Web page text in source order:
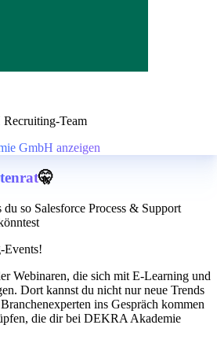
Team
GmbH anzeigen
🤫
so Salesforce Process & Support
Events!
Webinaren, die sich mit E-Learning und
Dort kannst du nicht nur neue Trends
ins Gespräch kommen
die dir bei DEKRA Akademie